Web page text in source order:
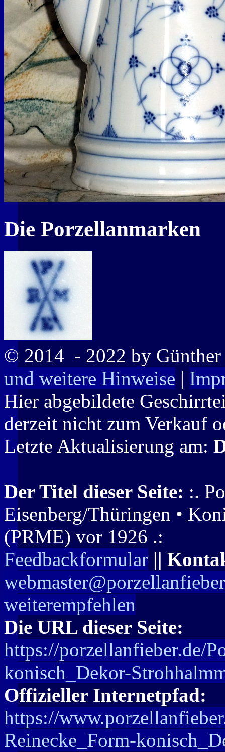
Die Porzellanmarken
© 2014 - 2022 by
und weitere Hinweise |
Hier abgebildete
derzeit nicht zum Verkauf
Letzte Aktualisierung am:
Der Titel dieser Seite: :.
Eisenberg/Thüringen •
(PRME) vor 1926 .:
Feedbackformular ||
weiterempfehlen
Die URL dieser Seite:
https://porzellanfieber.de/
konisch_Dekor-
Offizieller Internetpfad:
https://
Reinecke_Form-